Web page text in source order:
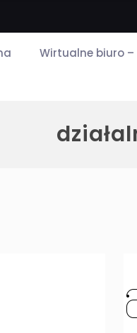
Wirtualne biuro –